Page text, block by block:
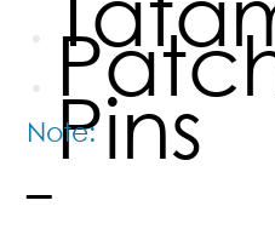
Pins
Note:
–